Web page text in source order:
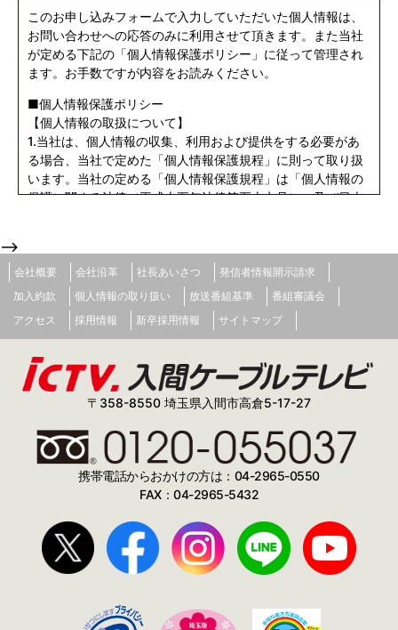
このお申し込みフォームで入力していただいた個人情報は、
お問い合わせへの応答のみに利用させて頂きます。また当社
が定める下記の「個人情報保護ポリシー」に従って管理され
ます。お手数ですが内容をお読みください。
■個人情報保護ポリシー
【個人情報の取扱について】
1.当社は、個人情報の収集、利用および提供をする必要があ
る場合、当社で定めた「個人情報保護規程」に則って取り扱
います。当社の定める「個人情報保護規程」は「個人情報の
保護に関する法律（平成十五年法律第五十七号）」及び日本
業における個人情報保護に関するガイドライン（平成16年8
月31日 総務省告示第695号）」に準拠して策定されており、
これにより管理の下で当該個人情報を取り扱います。
2.当社は、個人情報管理者の指導管理の元、個人情報保護の
実施・運用に関する個人情報保護規程を適正に運用します。
パートタイマー、アルバイトおよび派遣社員（以下「従業員
等」）が個人情報保護の重要性を理解し、個人情報を適正に
取り扱うよう教育啓発に努めます。
し、常に継続的な改善を図り個人情報への不正アクセス、個
人情報の紛失、破壊、改ざん及び漏洩などの予防並びに是正
に努めます。
-->
会社概要 会社沿革 社長あいさつ
発信者情報開示請求
加入約款
個人情報の取り扱い 放送番組基準
番組審議会
アクセス
採用情報 新卒採用情報 サイトマップ
〒358-8550 埼玉県入間市高倉5-17-27
携帯電話からおかけの方は：04-2965-0550
FAX：04-2965-5432